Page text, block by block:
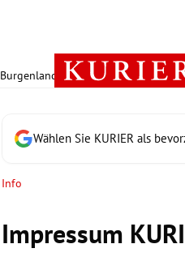
Burgenland Österreich Politik
Wählen Sie KURIER als
Info
Impressum